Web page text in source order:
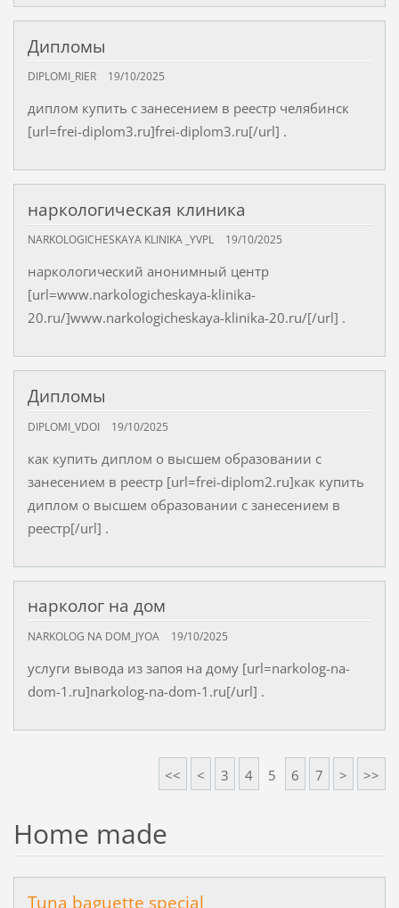
Дипломы
DIPLOMI_RIER 19/10/2025
диплом купить с занесением в реестр челябинск
[url=frei-diplom3.ru]frei-diplom3.ru[/url] .
наркологическая клиника
NARKOLOGICHESKAYA KLINIKA _YVPL 19/10/2025
наркологический анонимный центр
[url=www.narkologicheskaya-klinika-
20.ru/]www.narkologicheskaya-klinika-20.ru/[/url] .
Дипломы
DIPLOMI_VDOI 19/10/2025
как купить диплом о высшем образовании с
занесением в реестр [url=frei-diplom2.ru]как купить
диплом о высшем образовании с занесением в
реестр[/url] .
нарколог на дом
NARKOLOG NA DOM_JYOA 19/10/2025
услуги вывода из запоя на дому [url=narkolog-na-
dom-1.ru]narkolog-na-dom-1.ru[/url] .
<< < 3 4 5 6 7 > >>
Home made
Tuna baguette special